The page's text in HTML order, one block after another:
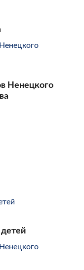
Ненецкого